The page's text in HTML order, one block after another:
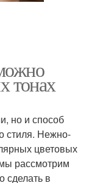
тонах
но и способ
стиля. Нежно-
цветовых
рассмотрим
сделать в